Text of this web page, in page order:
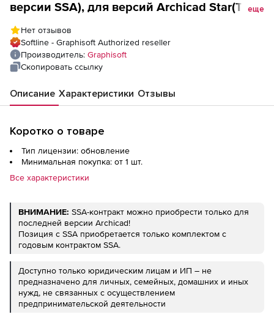
версии SSA), для версий Archicad Star(T)
2019/18/17/16/15/14/13/12/11/10/09/08/07/06
еще
Нет отзывов
Softline - Graphisoft Authorized reseller
Производитель: Graphisoft
Скопировать ссылку
Описание Характеристики Отзывы
Коротко о товаре
Тип лицензии: обновление
Минимальная покупка: от 1 шт.
Все характеристики
ВНИМАНИЕ: SSA-контракт можно приобрести только для
последней версии Archicad!
Позиция с SSA приобретается только комплектом с
годовым контрактом SSA.
Доступно только юридическим лицам и ИП – не
предназначено для личных, семейных, домашних и иных
нужд, не связанных с осуществлением
предпринимательской деятельности